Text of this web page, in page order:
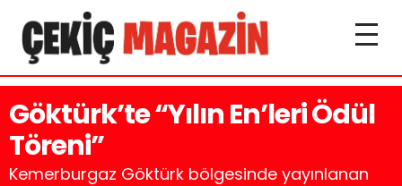
Göktürk’te “Yılın En’leri Ödül
Töreni”
Kemerburgaz Göktürk bölgesinde yayınlanan